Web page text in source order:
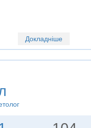
Докладніше